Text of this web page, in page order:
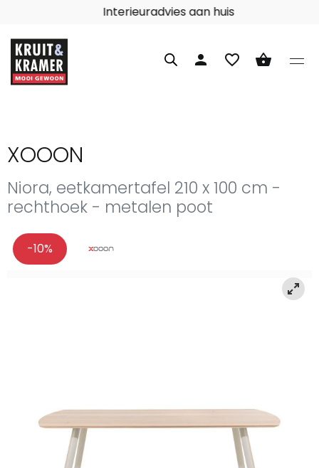
Interieuradvies aan huis
person favorite_border shopping_basket
XOOON
Niora, eetkamertafel 210 x 100 cm -
rechthoek - metalen poot
-10%